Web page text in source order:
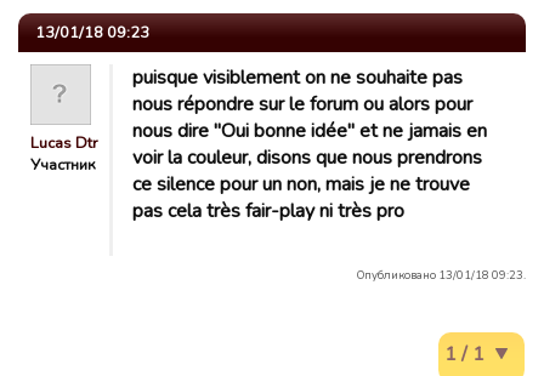
13/01/18 09:23
Lucas Dtr
Участник
puisque visiblement on ne souhaite pas
nous répondre sur le forum ou alors pour
nous dire "Oui bonne idée" et ne jamais en
voir la couleur, disons que nous prendrons
ce silence pour un non, mais je ne trouve
pas cela très fair-play ni très pro
Опубликовано 13/01/18 09:23.
1 / 1